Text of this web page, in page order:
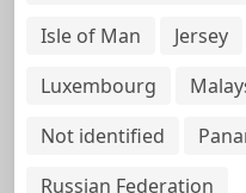
Isle of Man
Jersey
Luxembourg
Not identified
Russian Federation